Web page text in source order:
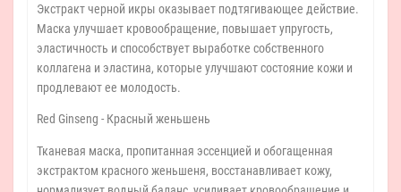
Экстракт черной икры оказывает подтягивающее действие.
Маска улучшает кровообращение, повышает упругость,
эластичность и способствует выработке собственного
коллагена и эластина, которые улучшают состояние кожи и
продлевают ее молодость.
Red Ginseng - Красный женьшень
Тканевая маска, пропитанная эссенцией и обогащенная
экстрактом красного женьшеня, восстанавливает кожу,